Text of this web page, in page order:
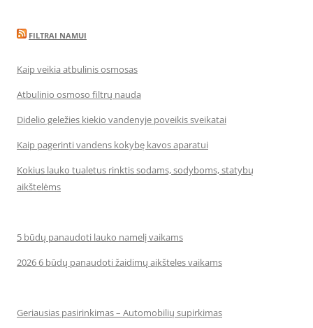
FILTRAI NAMUI
Kaip veikia atbulinis osmosas
Atbulinio osmoso filtrų nauda
Didelio geležies kiekio vandenyje poveikis sveikatai
Kaip pagerinti vandens kokybę kavos aparatui
Kokius lauko tualetus rinktis sodams, sodyboms, statybų
aikštelėms
5 būdų panaudoti lauko namelį vaikams
2026 6 būdų panaudoti žaidimų aikšteles vaikams
Geriausias pasirinkimas – Automobilių supirkimas